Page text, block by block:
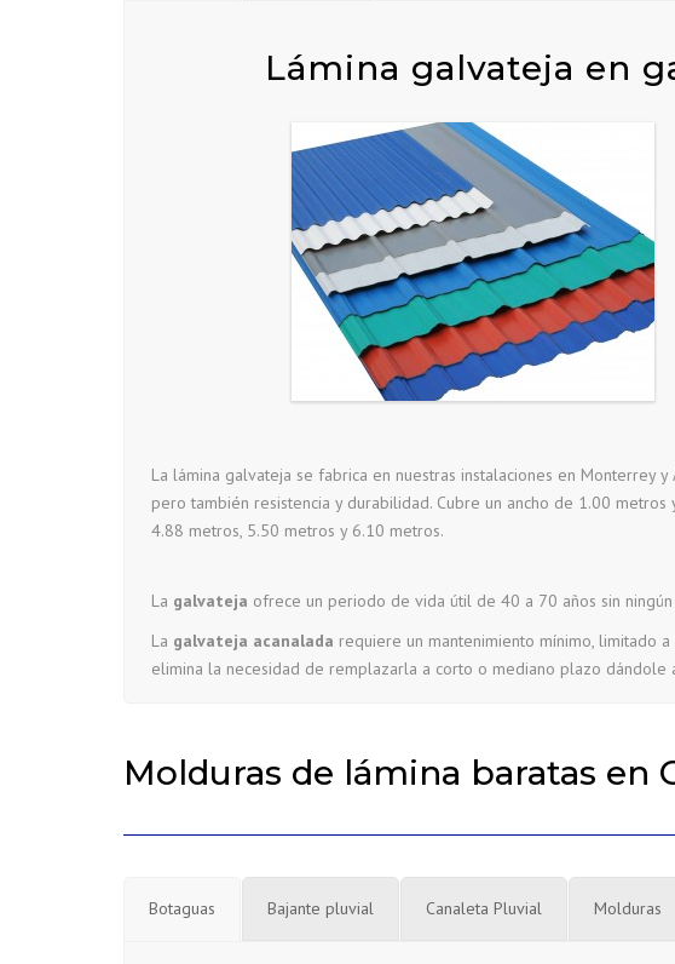
Lámina galvateja en
La lámina galvateja se fabrica en nuestras instalaciones en
pero también resistencia y durabilidad. Cubre un ancho de 1.00
4.88 metros, 5.50 metros y 6.10 metros.
La galvateja ofrece un periodo de vida útil de 40 a 70 años sin
La galvateja acanalada requiere un mantenimiento mínimo, limitado
elimina la necesidad de remplazarla a corto o mediano plazo dándole
Molduras de lámina baratas en
Botaguas Bajante pluvial Canaleta Pluvial Molduras